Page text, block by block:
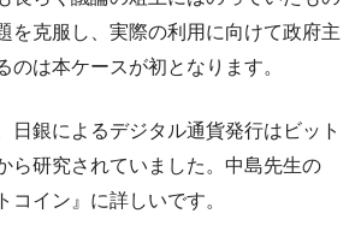
を克服し、実際の利用に向けて政府主
のは本ケースが初となります。
日銀によるデジタル通貨発行はビット
ら研究されていました。中島先生の
コイン』に詳しいです。